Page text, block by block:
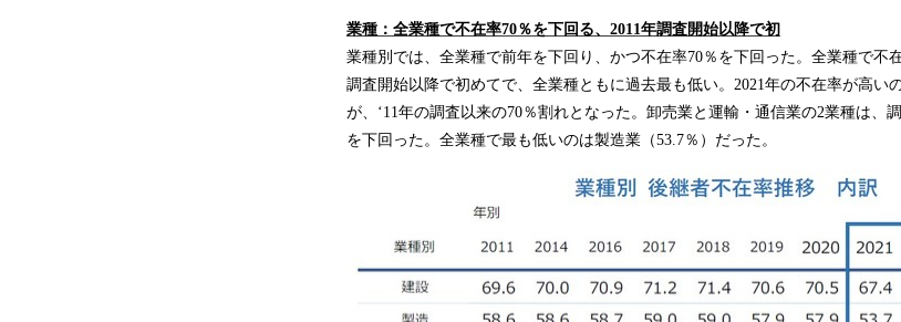
業種：全業種で不在率70％を下回る、2011年調査開始以降で初
業種別では、全業種で前年を下回り、かつ不在率70％を下回った。全業種で不
調査開始以降で初めてで、全業種ともに過去最も低い。2021年の不在率が高い
が、‘11年の調査以来の70％割れとなった。卸売業と運輸・通信業の2業種は、
を下回った。全業種で最も低いのは製造業（53.7％）だった。